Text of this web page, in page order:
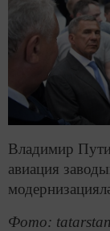
Владимир
авиация
Фото: